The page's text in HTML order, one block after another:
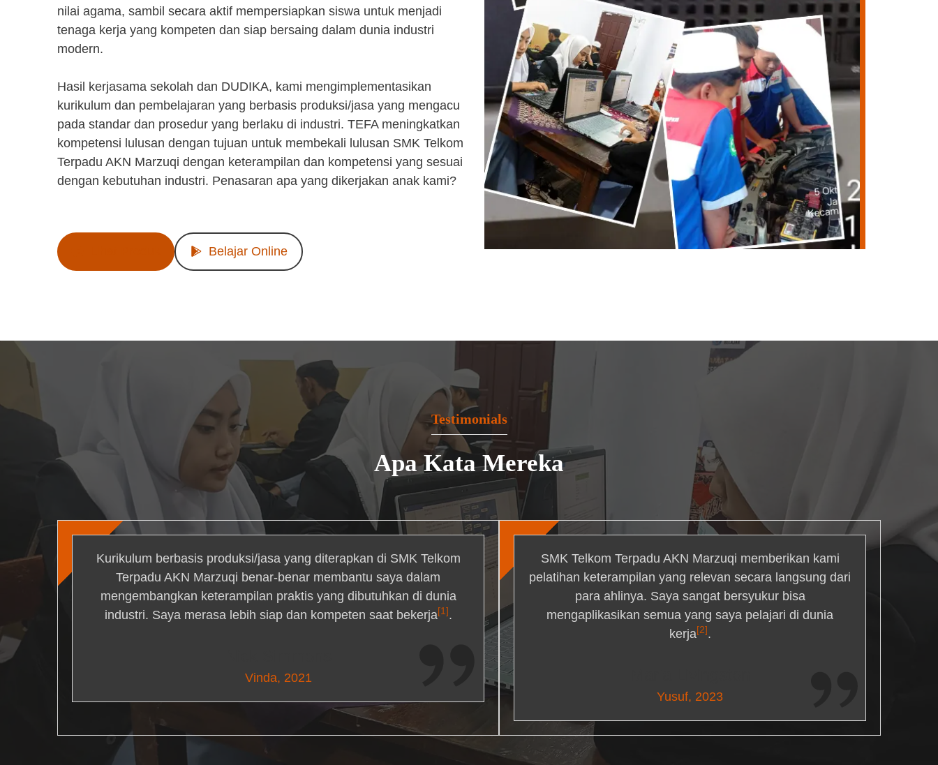
nilai agama, sambil secara aktif mempersiapkan siswa untuk menjadi
tenaga kerja yang kompeten dan siap bersaing dalam dunia industri
modern.
Hasil kerjasama sekolah dan DUDIKA, kami mengimplementasikan
kurikulum dan pembelajaran yang berbasis produksi/jasa yang mengacu
pada standar dan prosedur yang berlaku di industri. TEFA meningkatkan
kompetensi lulusan dengan tujuan untuk membekali lulusan SMK Telkom
Terpadu AKN Marzuqi dengan keterampilan dan kompetensi yang sesuai
dengan kebutuhan industri. Penasaran apa yang dikerjakan anak kami?
Belajar Online
Testimonials
Apa Kata Mereka
Kurikulum berbasis produksi/jasa yang diterapkan di SMK Telkom
Terpadu AKN Marzuqi benar-benar membantu saya dalam
mengembangkan keterampilan praktis yang dibutuhkan di dunia
industri. Saya merasa lebih siap dan kompeten saat bekerja[1].
Vinda, 2021
SMK Telkom Terpadu AKN Marzuqi memberikan kami
pelatihan keterampilan yang relevan secara langsung dari
para ahlinya. Saya sangat bersyukur bisa
mengaplikasikan semua yang saya pelajari di dunia
kerja[2].
Yusuf, 2023